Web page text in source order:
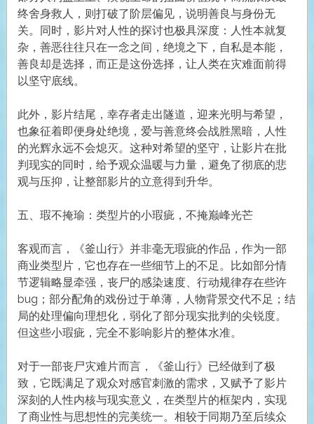
终舍身救人，则打破了阶层偏见，说明善良与身份无
关。同时，影片对人性的探讨也极具深度：人性本就复
杂，善恶往往只在一念之间，绝境之下，自私是本能，
善良却是选择，而正是这份选择，让人类在灾难面前得
以坚守底线。
此外，影片结尾，幸存者走出隧道，迎来光明与希望，
也象征着即便身处绝境，爱与善意终会战胜黑暗，人性
的光辉永远不会熄灭。这种对希望的坚守，让影片在批
判现实的同时，给予观众温暖与力量，避免了彻底的悲
观与压抑，让整部影片的立意得到升华。
五、瑕不掩瑜：类型片的小瑕疵，不掩巅峰光芒
客观而言，《釜山行》并非毫无瑕疵的作品，作为一部
商业类型片，它也存在一些细节上的不足。比如部分情
节逻辑略显牵强，丧尸的感染速度、行动规律存在些许
bug；部分配角的戏份过于单薄，人物背景交代不足；结
局的处理偏向理想化，弱化了部分现实批判的尖锐度。
但这些小瑕疵，完全不影响影片的整体水准。
对于一部丧尸灾难片而言，《釜山行》已经做到了极
致，它既满足了观众对感官刺激的需求，又赋予了影片
深刻的人性内核与现实意义，在类型片的框架内，实现
了商业性与思想性的完美统一。相较于同期乃至后续众